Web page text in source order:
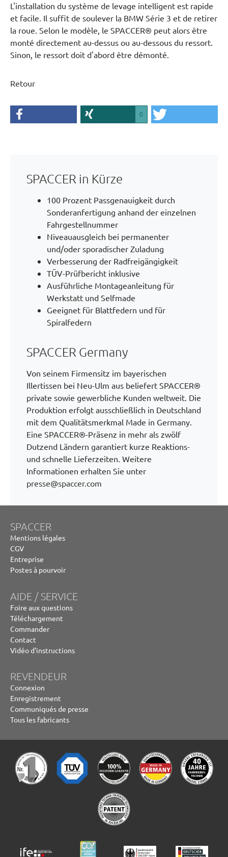
L'installation du système de levage intelligent est rapide
et facile. Il suffit de soulever la BMW Série 3 et de retirer
la roue. Selon le modèle, le SPACCER® peut alors être
monté directement au-dessus ou au-dessous du ressort.
Sinon, le ressort doit d'abord être démonté.
Retour
0
SPACCER in Kürze
100 Prozent Passgenauigkeit durch
Sonderanfertigung anhand der einzelnen
Fahrgestellnummer
Niveauausgleich bei permanenter
und/oder sporadischer Zuladung
Verbesserung der Radfreigängigkeit
TÜV-Prüfbericht inklusive
Ausführliche Montageanleitung für
Werkstatt und Selfmade
Geeignet für Blattfedern und für
Spiralfedern
SPACCER Germany
Von seinem Firmensitz im bayerischen
Illertissen bei Neu-Ulm aus beliefert SPACCER®
private sowie gewerbliche Kunden weltweit. Die
Produktion erfolgt ausschließlich in Deutschland
mit dem Qualitätsmerkmal Made in Germany.
Eine SPACCER®-Präsenz in mehr als zwölf
Dutzend Ländern garantiert kurze Reaktions-
und schnelle Lieferzeiten. Weitere
Informationen erhalten Sie unter
presse@spaccer.com
SPACCER
Mentions légales
CGV
Entreprise
Postes à pourvoir
AIDE / SERVICE
Foire aux questions
Téléchargement
Commander
Contact
Vidéo d'instructions
REVENDEUR
Connexion
Enregistrement
Communiqués de presse
Tous les fabricants